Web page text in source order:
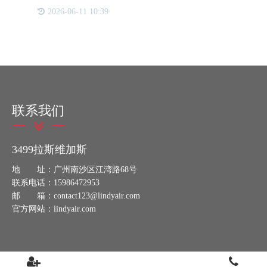
鉴于保健品直接关联到人们的身体健康与福祉，采用
一物一码的二维码防伪技术显得尤为重要。 一物一
2026-06-11 10:39
联系我们
3499拉斯维加斯
地 址：广州南沙区江湾路68号
联系电话：15986472953
邮 箱：contact123@lindyair.com
官方网站：lindyair.com